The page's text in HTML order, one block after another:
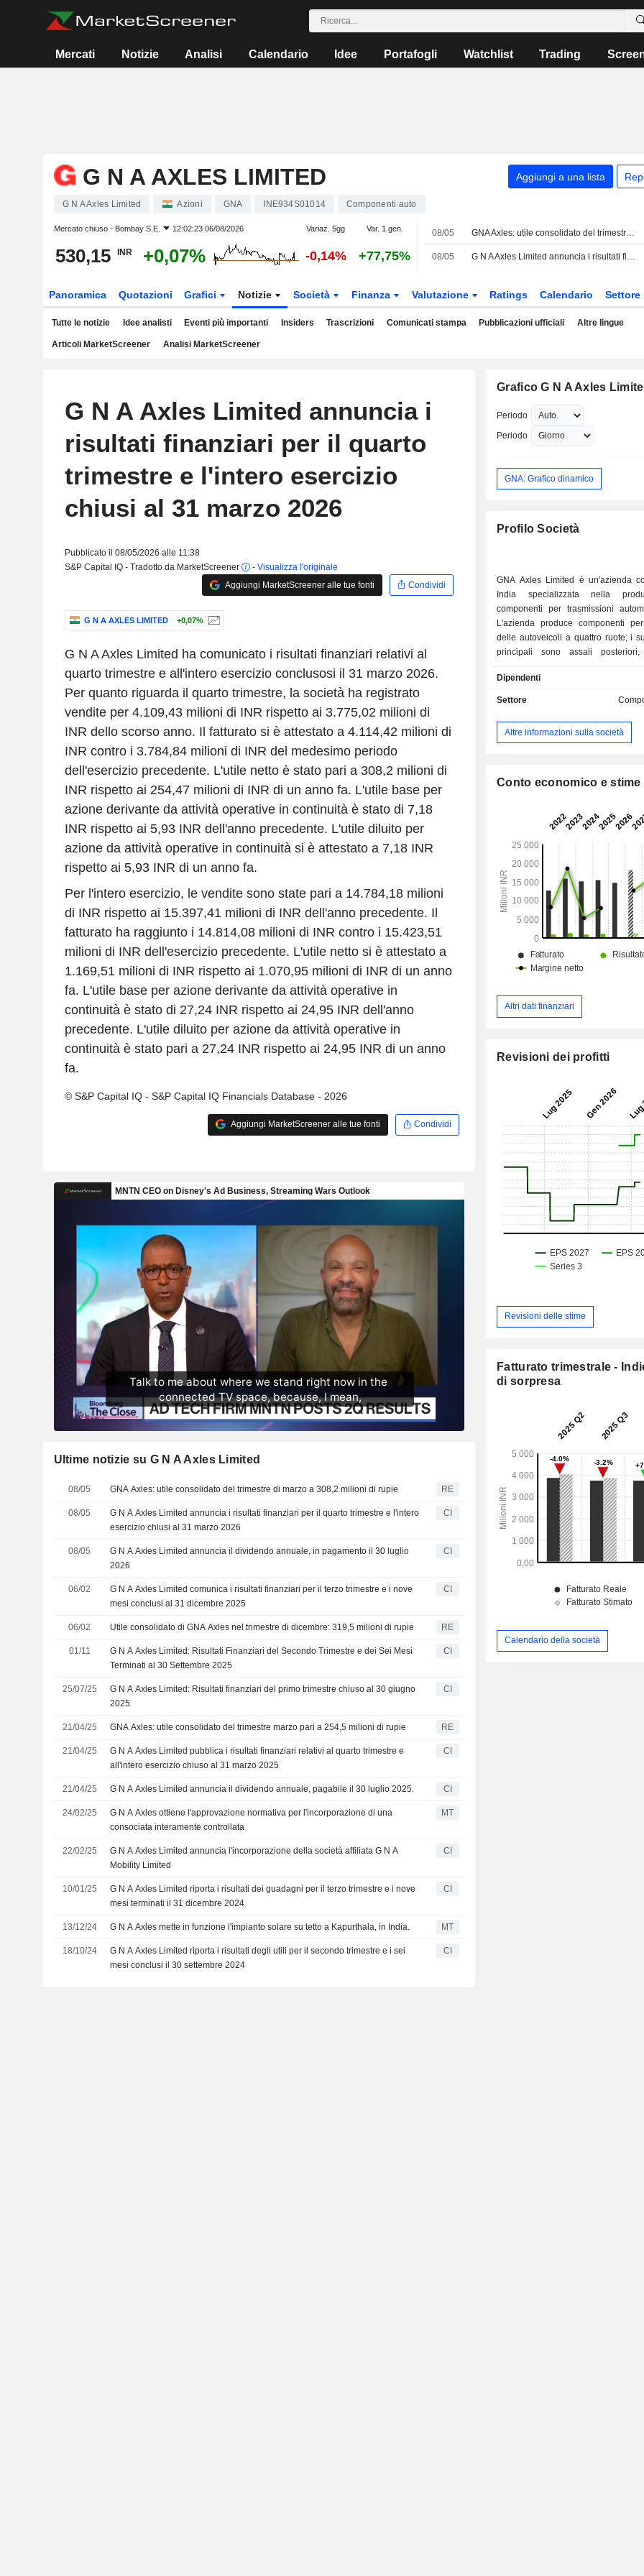
Mercati Notizie Analisi Calendario Idee Portafogli Watchlist Trading
G N A AXLES LIMITED Aggiungi a una lista
G N A Axles Limited Azioni GNA INE934S01014 Componenti auto
Mercato chiuso - Bombay S.E. 12:02:23 06/08/2026 Variaz. 5gg Var. 1 gen.
530,15 INR +0,07% -0,14% +77,75%
08/05 GNA Axles: utile consolidato del trimestre di marzo a 308,2 milioni di rupie
08/05 G N A Axles Limited annuncia i risultati finanziari per il quarto trimestre e l'intero esercizio chiusi al 31 marzo 2026
Panoramica Quotazioni Grafici Notizie Società Finanza Valutazione Ratings Calendario Settore
Tutte le notizie Idee analisti Eventi più importanti Insiders Trascrizioni Comunicati stampa Pubblicazioni ufficiali Altre lingue
Articoli MarketScreener Analisi MarketScreener
G N A Axles Limited annuncia i
risultati finanziari per il quarto
trimestre e l'intero esercizio
chiusi al 31 marzo 2026
Pubblicato il 08/05/2026 alle 11:38
S&P Capital IQ - Tradotto da MarketScreener
- Visualizza l'originale
Aggiungi MarketScreener alle tue fonti
Condividi
G N A AXLES LIMITED +0,07%
G N A Axles Limited ha comunicato i risultati finanziari relativi al
quarto trimestre e all'intero esercizio conclusosi il 31 marzo 2026.
Per quanto riguarda il quarto trimestre, la società ha registrato
vendite per 4.109,43 milioni di INR rispetto ai 3.775,02 milioni di
INR dello scorso anno. Il fatturato si è attestato a 4.114,42 milioni di
INR contro i 3.784,84 milioni di INR del medesimo periodo
dell'esercizio precedente. L'utile netto è stato pari a 308,2 milioni di
INR rispetto ai 254,47 milioni di INR di un anno fa. L'utile base per
azione derivante da attività operative in continuità è stato di 7,18
INR rispetto ai 5,93 INR dell'anno precedente. L'utile diluito per
azione da attività operative in continuità si è attestato a 7,18 INR
rispetto ai 5,93 INR di un anno fa.
Per l'intero esercizio, le vendite sono state pari a 14.784,18 milioni
di INR rispetto ai 15.397,41 milioni di INR dell'anno precedente. Il
fatturato ha raggiunto i 14.814,08 milioni di INR contro i 15.423,51
milioni di INR dell'esercizio precedente. L'utile netto si è attestato a
1.169,51 milioni di INR rispetto ai 1.070,95 milioni di INR di un anno
fa. L'utile base per azione derivante da attività operative in
continuità è stato di 27,24 INR rispetto ai 24,95 INR dell'anno
precedente. L'utile diluito per azione da attività operative in
continuità è stato pari a 27,24 INR rispetto ai 24,95 INR di un anno
fa.
© S&P Capital IQ - S&P Capital IQ Financials Database - 2026
Aggiungi MarketScreener alle tue fonti Condividi
Ultime notizie su G N A Axles Limited
08/05 GNA Axles: utile consolidato del trimestre di marzo a 308,2 milioni di rupie RE
08/05
G N A Axles Limited annuncia i risultati finanziari per il quarto trimestre e l'intero
esercizio chiusi al 31 marzo 2026
CI
08/05
G N A Axles Limited annuncia il dividendo annuale, in pagamento il 30 luglio
2026
CI
06/02
G N A Axles Limited comunica i risultati finanziari per il terzo trimestre e i nove
mesi conclusi al 31 dicembre 2025
CI
06/02 Utile consolidato di GNA Axles nel trimestre di dicembre: 319,5 milioni di rupie RE
01/11
G N A Axles Limited: Risultati Finanziari del Secondo Trimestre e dei Sei Mesi
Terminati al 30 Settembre 2025
CI
25/07/25
G N A Axles Limited: Risultati finanziari del primo trimestre chiuso al 30 giugno
2025
CI
21/04/25 GNA Axles: utile consolidato del trimestre marzo pari a 254,5 milioni di rupie RE
21/04/25
G N A Axles Limited pubblica i risultati finanziari relativi al quarto trimestre e
all'intero esercizio chiuso al 31 marzo 2025
CI
21/04/25 G N A Axles Limited annuncia il dividendo annuale, pagabile il 30 luglio 2025. CI
24/02/25
G N A Axles ottiene l'approvazione normativa per l'incorporazione di una
consociata interamente controllata
MT
22/02/25
G N A Axles Limited annuncia l'incorporazione della società affiliata G N A
Mobility Limited
CI
10/01/25
G N A Axles Limited riporta i risultati dei guadagni per il terzo trimestre e i nove
mesi terminati il 31 dicembre 2024
CI
13/12/24 G N A Axles mette in funzione l'impianto solare su tetto a Kapurthala, in India. MT
18/10/24
G N A Axles Limited riporta i risultati degli utili per il secondo trimestre e i sei
mesi conclusi il 30 settembre 2024
CI
Grafico G N A Axles
Periodo
Periodo
GNA: Grafico dinamico
Profilo Società
GNA Axles Limited è un'azienda
India specializzata nella
componenti per trasmissioni
L'azienda produce componenti
delle autoveicoli a quattro ruote; i
principali sono assali
automobilistici destinati alla vendita
nazionale ed estero. Le categorie
autovetture, veicoli fuoristrada e
flangia. L'azienda dispone di
Hoshiarpur). La controllata
Dipendenti
Settore
Altre informazioni sulla società
Conto economico e stime
Altri dati finanziari
Revisioni dei profitti
Revisioni delle stime
Fatturato trimestrale -
di sorpresa
Calendario della società